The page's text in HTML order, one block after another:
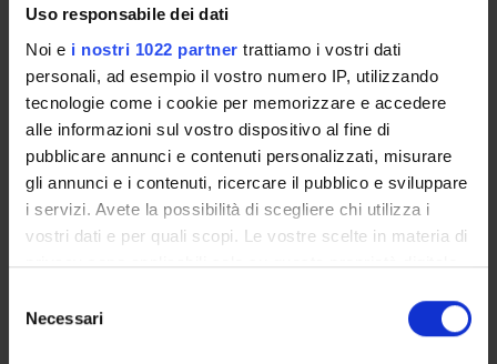
Uso responsabile dei dati
Noi e i nostri 1022 partner trattiamo i vostri dati
personali, ad esempio il vostro numero IP, utilizzando
tecnologie come i cookie per memorizzare e accedere
alle informazioni sul vostro dispositivo al fine di
pubblicare annunci e contenuti personalizzati, misurare
gli annunci e i contenuti, ricercare il pubblico e sviluppare
i servizi. Avete la possibilità di scegliere chi utilizza i
vostri dati e per quali scopi. Le vostre scelte in materia di
privacy sono applicabili solo su questa proprietà digitale
modificare o revocare il proprio consenso in qualsiasi
momento dalla Dichiarazione sui cookie o facendo clic
delNecessari
Aree scientifiche coinvolte
Categoria prevalente
Iniziative di co-produzione di conoscenza: Iniziative di co-
produzione di conoscenza
Sustainable Development Goals - SDGs
Maggiori informazioni su
www.univr.it/sostenibilita